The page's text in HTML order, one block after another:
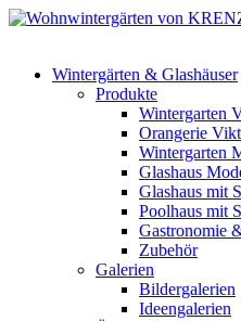
Wintergärten & Glashäuser
Produkte
Wintergarten
Orangerie
Wintergarten
Glashaus
Glashaus mit
Poolhaus mit
Gastronomie
Zubehör
Galerien
Bildergalerien
Ideengalerien